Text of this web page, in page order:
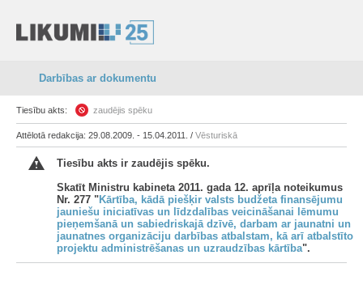
Darbības ar dokumentu
Tiesību akts: zaudējis spēku
Attēlotā redakcija: 29.08.2009. - 15.04.2011. / Vēsturiskā
Tiesību akts ir zaudējis spēku.
Skatīt Ministru kabineta 2011. gada 12. aprīļa noteikumus
Nr. 277 "Kārtība, kādā piešķir valsts budžeta finansējumu
jauniešu iniciatīvas un līdzdalības veicināšanai lēmumu
pieņemšanā un sabiedriskajā dzīvē, darbam ar jaunatni un
jaunatnes organizāciju darbības atbalstam, kā arī atbalstīto
projektu administrēšanas un uzraudzības kārtība".